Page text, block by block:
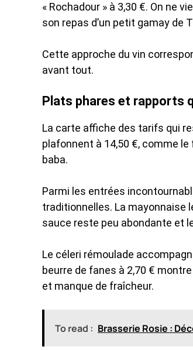
« Rochadour » à 3,30 €. On ne
son repas d’un petit gamay de
Cette approche du vin
avant tout.
Plats phares et rapports
La carte affiche des tarifs qui
plafonnent à 14,50 €, comme
baba.
Parmi les entrées
traditionnelles. La mayonnaise
sauce reste peu abondante et
Le céleri rémoulade
beurre de fanes à 2,70 €
et manque de fraîcheur.
To read : Brasserie Rosie :